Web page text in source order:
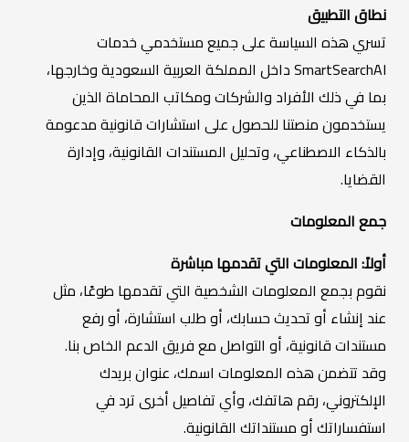
نطاق التطبيق
تسري هذه السياسة على جميع مستخدمي خدمات
SmartSearchAI داخل المملكة العربية السعودية وخارجها،
بما في ذلك الأفراد والشركات ومكاتب المحاماة الذين
يستخدمون منصتنا للحصول على استشارات قانونية مدعومة
بالذكاء الاصطناعي، وتحليل المستندات القانونية، وإدارة
القضايا.
جمع المعلومات
أولاً: المعلومات التي تقدمها مباشرة
نقوم بجمع المعلومات الشخصية التي تقدمها طوعًا، مثل
عند إنشاء أو تحديث حسابك، أو طلب استشارة، أو رفع
مستندات قانونية، أو التواصل مع فريق الدعم الخاص بنا.
وقد تتضمن هذه المعلومات اسمك، عنوان بريدك
الإلكتروني، رقم هاتفك، وأي تفاصيل أخرى ترد في
استفساراتك أو مستنداتك القانونية.